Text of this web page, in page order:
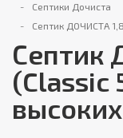
Септики Дочиста
Септик ДОЧИСТА
Септик
(Classic